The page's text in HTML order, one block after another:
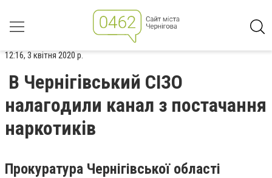
12:16, 3 квітня 2020 р.
В Чернігівський СІЗО
налагодили канал з постачання
наркотиків
Прокуратура Чернігівської області